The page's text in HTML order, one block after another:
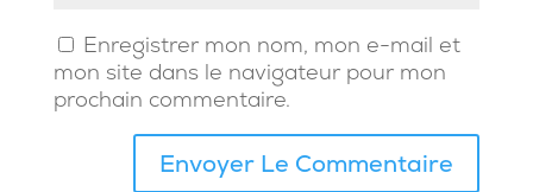
Enregistrer mon nom, mon e-mail et
mon site dans le navigateur pour mon
prochain commentaire.